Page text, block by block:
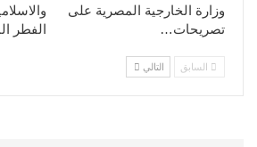
الفطر
وزارة الخارجية المصرية على
تصريحات…
السابق التالي